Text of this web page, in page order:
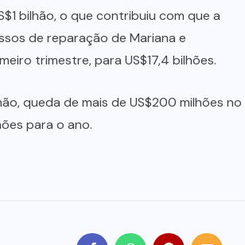
bilhão, o que contribuiu com que a
de reparação de Mariana e
trimestre, para US$17,4 bilhões.
queda de mais de US$200 milhões no
para o ano.